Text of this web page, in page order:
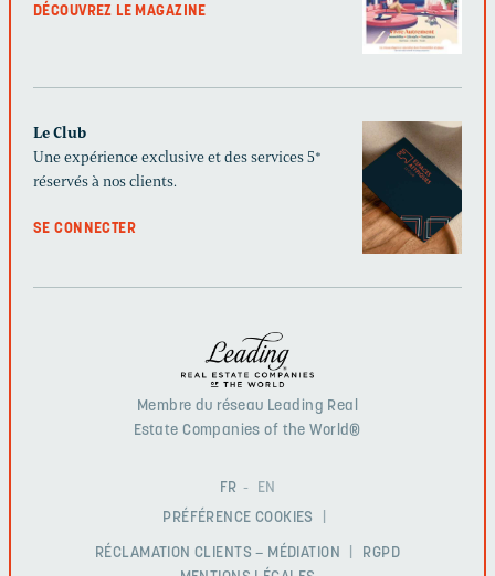
DÉCOUVREZ LE MAGAZINE
Le Club
Une expérience exclusive et des services 5*
réservés à nos clients.
SE CONNECTER
Membre du réseau Leading Real
Estate Companies of the World®
FR
EN
PRÉFÉRENCE COOKIES
RÉCLAMATION CLIENTS – MÉDIATION
RGPD